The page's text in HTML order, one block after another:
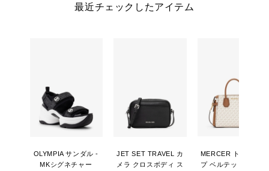
最近チェックしたアイテム
OLYMPIA サンダル -
MKシグネチャー
JET SET TRAVEL カ
メラ クロスボディ ス
MERCER トップジッ
プ ベルテッド サッチ